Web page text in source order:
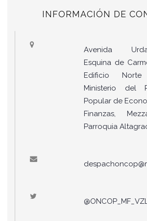
INFORMACIÓN DE
Avenida
Esquina de
Edificio
Ministerio del
Popular de
Finanzas,
Parroquia